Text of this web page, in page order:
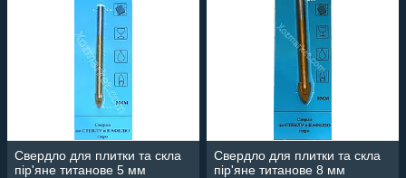
Свердло для плитки та скла
пір'яне титанове 5 мм
Свердло для плитки та скла
пір'яне титанове 8 мм